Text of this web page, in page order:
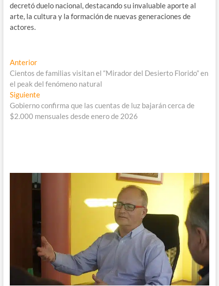
decretó duelo nacional, destacando su invaluable aporte al
arte, la cultura y la formación de nuevas generaciones de
actores.
Navegación
de
entradas
AnteriorEntrada
anterior:
Cientos de familias visitan el “Mirador del Desierto Florido” en
el peak del fenómeno natural
SiguienteEntrada
siguiente:
Gobierno confirma que las cuentas de luz bajarán cerca de
$2.000 mensuales desde enero de 2026